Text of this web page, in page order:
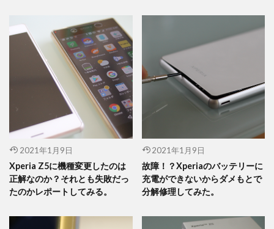
2021年1月9日
Xperia Z5に機種変更したのは
正解なのか？それとも失敗だっ
たのかレポートしてみる。
2021年1月9日
故障！？Xperiaのバッテリーに
充電ができないからダメもとで
分解修理してみた。